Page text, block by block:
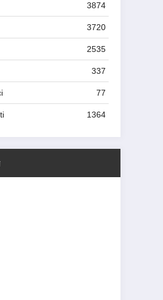
3874
3720
2535
337
77
1364